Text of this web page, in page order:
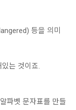
등을 의미
는 것이죠.
파벳 문자표를 만들